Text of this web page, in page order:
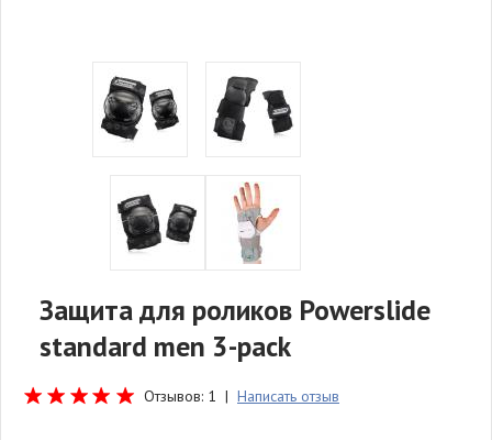
Защита для роликов Powerslide
standard men 3-pack
Отзывов: 1 | Написать отзыв